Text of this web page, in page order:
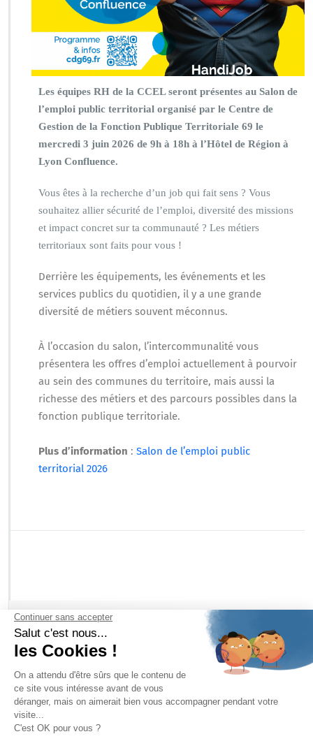
Les équipes RH de la CCEL seront présentes au Salon de
l’emploi public territorial organisé par le Centre de
Gestion de la Fonction Publique Territoriale 69 le
mercredi 3 juin 2026 de 9h à 18h à l’Hôtel de Région à
Lyon Confluence.
Vous êtes à la recherche d’un job qui fait sens ? Vous
souhaitez allier sécurité de l’emploi, diversité des missions
et impact concret sur ta communauté ? Les métiers
territoriaux sont faits pour vous !
Derrière les équipements, les événements et les
services publics du quotidien, il y a une grande
diversité de métiers souvent méconnus.
À l’occasion du salon, l’intercommunalité vous
présentera les offres d’emploi actuellement à pourvoir
au sein des communes du territoire, mais aussi la
richesse des métiers et des parcours possibles dans la
fonction publique territoriale.
Plus d’information : Salon de l’emploi public
territorial 2026